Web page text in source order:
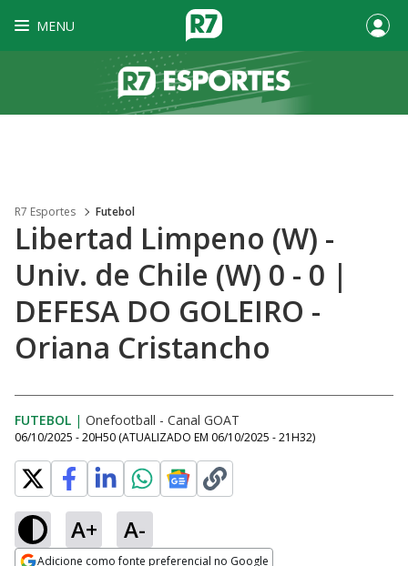
MENU
R7 Esportes Futebol
Libertad Limpeno (W) -
Univ. de Chile (W) 0 - 0 |
DEFESA DO GOLEIRO -
Oriana Cristancho
FUTEBOL | Onefootball - Canal GOAT
06/10/2025 - 20H50 (ATUALIZADO EM 06/10/2025 - 21H32)
A+ A-
Adicione como fonte preferencial no Google